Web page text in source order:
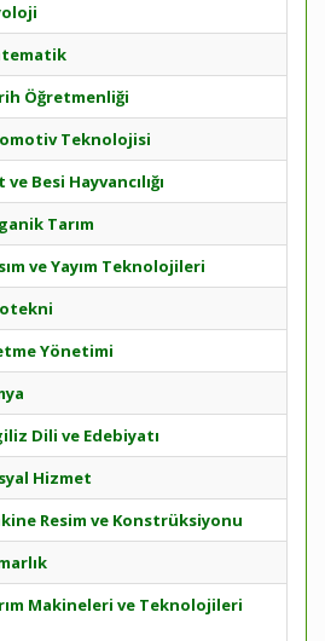
Öğretmenliği
Teknolojisi
Besi Hayvancılığı
Tarım
ve Yayım Teknolojileri
Yönetimi
Dili ve Edebiyatı
Hizmet
Resim ve Konstrüksiyonu
Makineleri ve Teknolojileri